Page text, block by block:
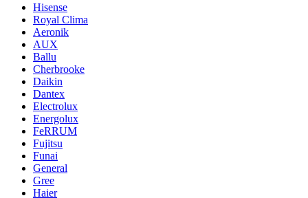
Hisense
Royal Clima
Aeronik
AUX
Ballu
Cherbrooke
Daikin
Dantex
Electrolux
Energolux
FeRRUM
Fujitsu
Funai
General
Gree
Haier